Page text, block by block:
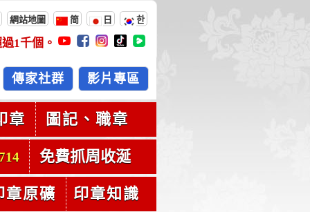
網站地圖 简 日 한
1千個。
傳家社群 影片專區
章 圖記、職章
免費抓周收涎
章原礦 印章知識